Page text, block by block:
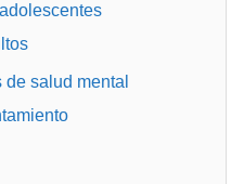
salud mental